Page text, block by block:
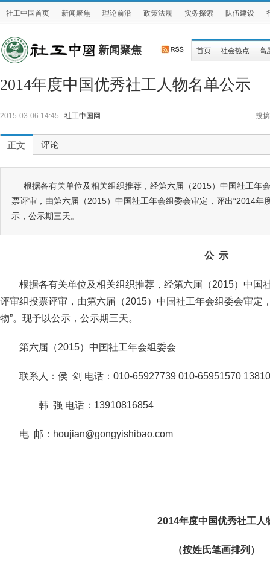
社工中国首页 新闻聚焦 理论前沿 政策法规 实务探索 队伍建设
新闻聚焦 首页 社会热点 高
2014年度中国优秀社工人物名单公示
2015-03-06 14:45 社工中国网 投搞
正文 评论
根据各有关单位及相关组织推荐，经第六届（2015）中国社工年
票评审，由第六届（2015）中国社工年会组委会审定，评出“2014年
示，公示期三天。
公 示
根据各有关单位及相关组织推荐，经第六届（2015）中国
评审组投票评审，由第六届（2015）中国社工年会组委会审定
物”。现予以公示，公示期三天。
第六届（2015）中国社工年会组委会
联系人：侯 剑 电话：010-65927739 010-65951570
韩 强 电话：13910816854
电 邮：houjian@gongyishibao.com
2014年度中国优秀社工人
（按姓氏笔画排列）